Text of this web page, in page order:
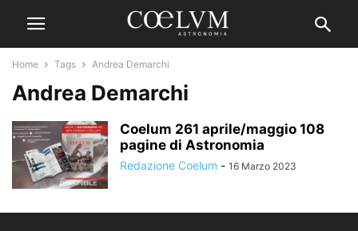
Home Tags Andrea Demarchi
Andrea Demarchi
Coelum 261 aprile/maggio 108
pagine di Astronomia
Redazione Coelum - 16 Marzo 2023